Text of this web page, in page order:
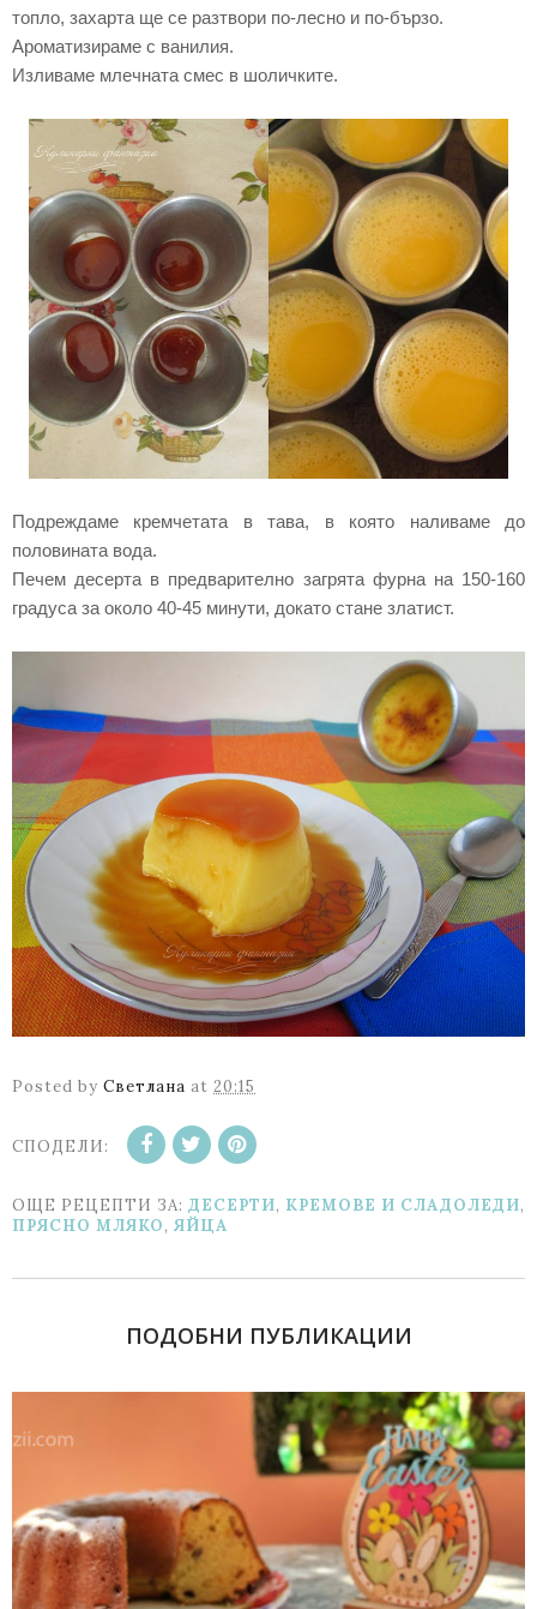
топло, захарта ще се разтвори по-лесно и по-бързо.
Ароматизираме с ванилия.
Изливаме млечната смес в шоличките.
Подреждаме кремчетата в тава, в която наливаме до
половината вода.
Печем десерта в предварително загрята фурна на 150-160
градуса за около 40-45 минути, докато стане златист.
Posted by Светлана at 20:15
СПОДЕЛИ:
ОЩЕ РЕЦЕПТИ ЗА: ДЕСЕРТИ, КРЕМОВЕ И СЛАДОЛЕДИ,
ПРЯСНО МЛЯКО, ЯЙЦА
ПОДОБНИ ПУБЛИКАЦИИ